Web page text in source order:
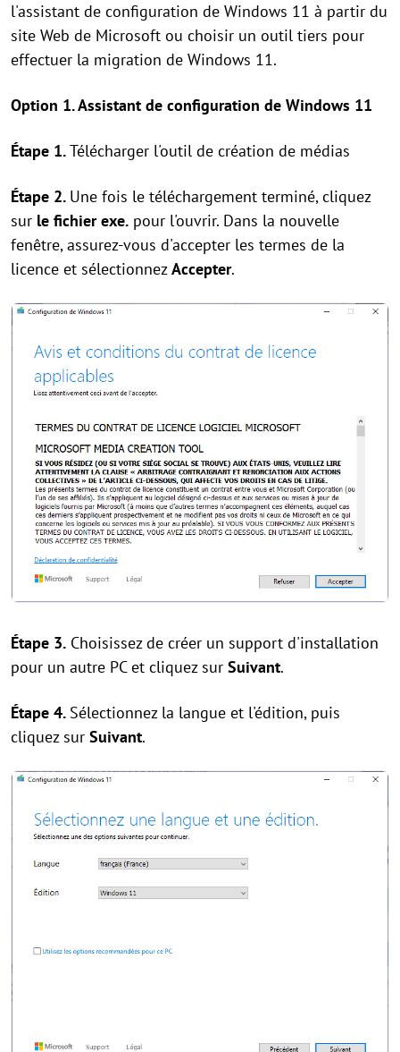
l'assistant de configuration de Windows 11 à partir du
site Web de Microsoft ou choisir un outil tiers pour
effectuer la migration de Windows 11.
Option 1. Assistant de configuration de Windows 11
Étape 1.Télécharger l'outil de création de médias
Étape 2. Une fois le téléchargement terminé, cliquez
sur le fichier exe. pour l'ouvrir. Dans la nouvelle
fenêtre, assurez-vous d'accepter les termes de la
licence et sélectionnezAccepter.
Étape 3. Choisissez de créer un support d'installation
pour un autre PC et cliquez sur Suivant.
Étape 4. Sélectionnez la langue et l'édition, puis
cliquez sur Suivant.